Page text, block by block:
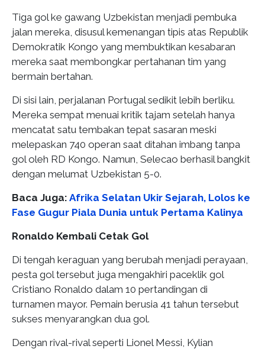
Tiga gol ke gawang Uzbekistan menjadi pembuka
jalan mereka, disusul kemenangan tipis atas Republik
Demokratik Kongo yang membuktikan kesabaran
mereka saat membongkar pertahanan tim yang
bermain bertahan.
Di sisi lain, perjalanan Portugal sedikit lebih berliku.
Mereka sempat menuai kritik tajam setelah hanya
mencatat satu tembakan tepat sasaran meski
melepaskan 740 operan saat ditahan imbang tanpa
gol oleh RD Kongo. Namun, Selecao berhasil bangkit
dengan melumat Uzbekistan 5-0.
Baca Juga: Afrika Selatan Ukir Sejarah, Lolos ke
Fase Gugur Piala Dunia untuk Pertama Kalinya
Ronaldo Kembali Cetak Gol
Di tengah keraguan yang berubah menjadi perayaan,
pesta gol tersebut juga mengakhiri paceklik gol
Cristiano Ronaldo dalam 10 pertandingan di
turnamen mayor. Pemain berusia 41 tahun tersebut
sukses menyarangkan dua gol.
Dengan rival-rival seperti Lionel Messi, Kylian